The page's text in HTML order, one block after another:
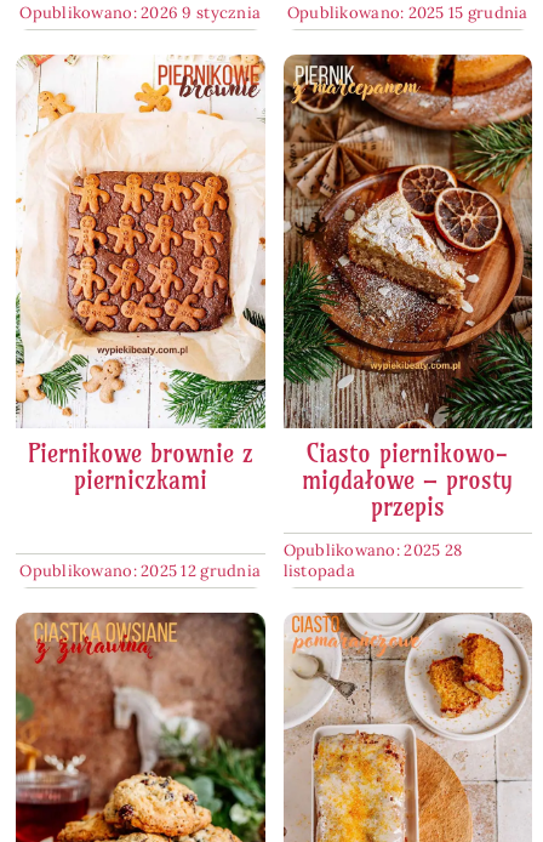
Opublikowano: 2026 9 stycznia Opublikowano: 2025 15 grudnia
Piernikowe brownie z
pierniczkami
Opublikowano: 2025 12 grudnia
Ciasto piernikowo-
migdałowe – prosty
przepis
Opublikowano: 2025 28
listopada